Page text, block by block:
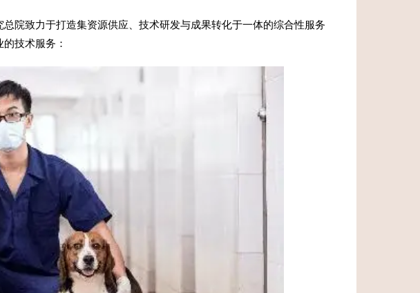
院致力于打造集资源供应、技术研发与成果转化于一体的综合性服务
技术服务：